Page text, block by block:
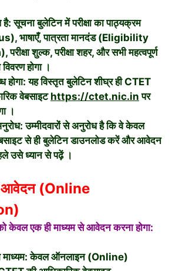
है: सूचना बुलेटिन में परीक्षा कापाठ्यक्रम
भाषाएँ, पात्रता मानदंड (Eligibility
शुल्क, परीक्षा शहर, और सभीमहत्वपूर्ण
होगा ।
होगा: यह विस्तृत बुलेटिन शीघ्र ही CTET
वेबसाइट https://ctet.nic.in पर
।
उम्मीदवारों से अनुरोध है कि वे केवल
से ही बुलेटिनडाउनलोड करें औरआवेदन
उसे ध्यान से पढ़ें।
आवेदन (Online
केवल एक ही माध्यम से आवेदन करना होगा:
केवलऑनलाइन (Online)